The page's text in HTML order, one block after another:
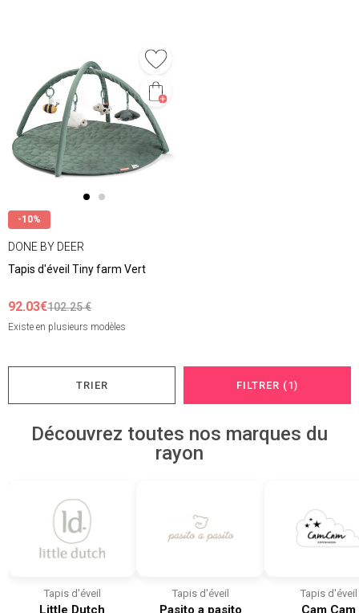
-10%
DONE BY DEER
Tapis d'éveil Tiny farm Vert
92.03€102.25 €
Existe en plusieurs modèles
TRIER FILTRER (1)
Découvrez toutes nos marques du
rayon
Tapis d'éveil
Little Dutch
Tapis d'éveil
Pasito a pasito
Tapis d'éveil
Cam Cam